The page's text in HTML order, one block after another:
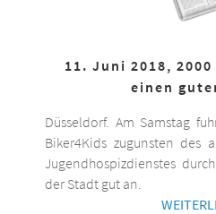
11. Juni 2018,
einen
Düsseldorf. Am Samstag
Biker4Kids zugunsten des
Jugendhospizdienstes
der Stadt gut an.